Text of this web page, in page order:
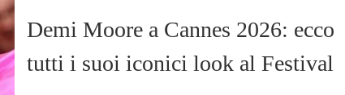
Demi Moore a Cannes 2026: ecco
tutti i suoi iconici look al Festival